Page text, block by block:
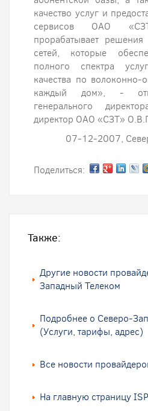
качество услуг и
сервисов ОАО
прорабатывает решения
сетей, которые
полного спектра
качества по волоконно-
каждый дом», -
генерального
директор ОАО «СЗТ»
07-12-2007,
Поделиться:
Также:
Другие новости
Западный Телеком
Подробнее о Северо-
(Услуги, тарифы, адрес)
Все новости
На главную страницу